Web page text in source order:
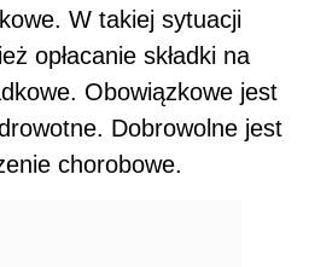
W takiej sytuacji
opłacanie składki na
Obowiązkowe jest
Dobrowolne jest
chorobowe.